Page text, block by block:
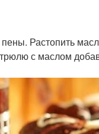
Растопить
с маслом